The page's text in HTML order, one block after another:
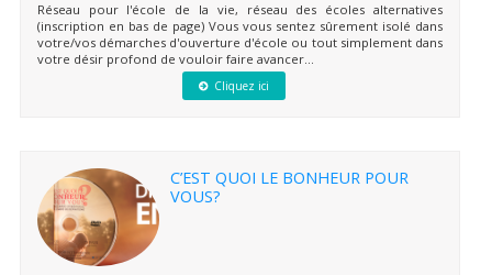
Réseau pour l'école de la vie, réseau des écoles alternatives
(inscription en bas de page) Vous vous sentez sûrement isolé dans
votre/vos démarches d'ouverture d'école ou tout simplement dans
votre désir profond de vouloir faire avancer...
Cliquez ici
C’EST QUOI LE BONHEUR POUR
VOUS?